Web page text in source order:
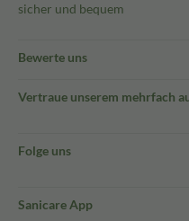
sicher und bequem
Bewerte uns
Vertraue unserem mehrfach
Folge uns
Sanicare App